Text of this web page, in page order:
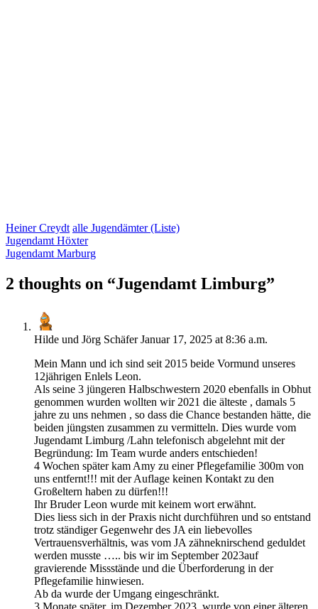
Heiner Creydt alle Jugendämter (Liste)
Jugendamt Höxter
Jugendamt Marburg
2 thoughts on “Jugendamt Limburg”
Hilde und Jörg Schäfer Januar 17, 2025 at 8:36 a.m.
Mein Mann und ich sind seit 2015 beide Vormund unseres
12jährigen Enlels Leon.
Als seine 3 jüngeren Halbschwestern 2020 ebenfalls in Obhut
genommen wurden wollten wir 2021 die älteste , damals 5
jahre zu uns nehmen , so dass die Chance bestanden hätte, die
beiden jüngsten zusammen zu vermitteln. Dies wurde vom
Jugendamt Limburg /Lahn telefonisch abgelehnt mit der
Begründung: Im Team wurde anders entschieden!
4 Wochen später kam Amy zu einer Pflegefamilie 300m von
uns entfernt!!! mit der Auflage keinen Kontakt zu den
Großeltern haben zu dürfen!!!
Ihr Bruder Leon wurde mit keinem wort erwähnt.
Dies liess sich in der Praxis nicht durchführen und so entstand
trotz ständiger Gegenwehr des JA ein liebevolles
Vertrauensverhältnis, was vom JA zähneknirschend geduldet
werden musste ….. bis wir im September 2023auf
gravierende Missstände und die Überforderung in der
Pflegefamilie hinwiesen.
Ab da wurde der Umgang eingeschränkt.
3 Monate später, im Dezember 2023, wurde von einer älteren